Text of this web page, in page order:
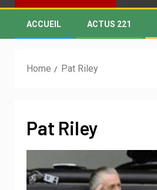
ACCUEIL ACTUS 221
Home Pat Riley
Pat Riley